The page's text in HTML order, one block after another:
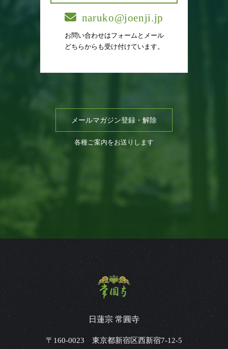
naruko@joenji.jp
お問い合わせはフォームとメール
どちらからも受け付けています。
メールマガジン登録・解除
各種ご案内をお送りします
日蓮宗 常圓寺
〒160-0023 東京都新宿区西新宿7-12-5